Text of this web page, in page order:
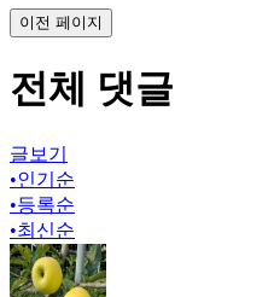
이전 페이지
전체 댓글
글보기
•인기순
•등록순
•최신순